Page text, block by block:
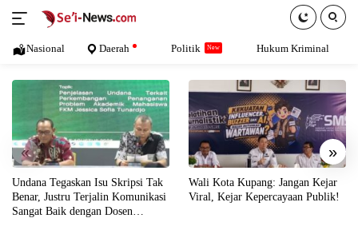
Langsung
kontenNasional Daerah Politik Hukum Kriminal
« »
Undana Tegaskan Isu Skripsi Tak
Benar, Justru Terjalin Komunikasi
Sangat Baik dengan Dosen
Wali Kota Kupang: Jangan Kejar
Viral, Kejar Kepercayaan Publik!